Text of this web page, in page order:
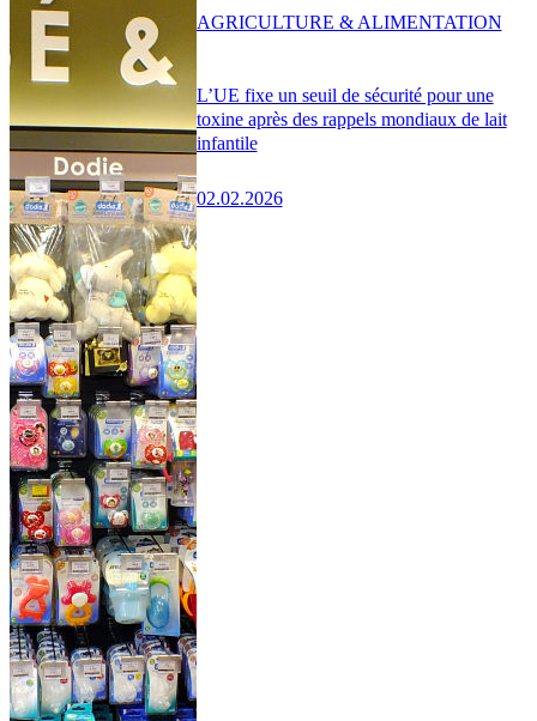
L’UE fixe un seuil de sécurité pour une
toxine après des rappels mondiaux de lait
infantile
02.02.2026
AGRICULTURE & ALIMENTATION